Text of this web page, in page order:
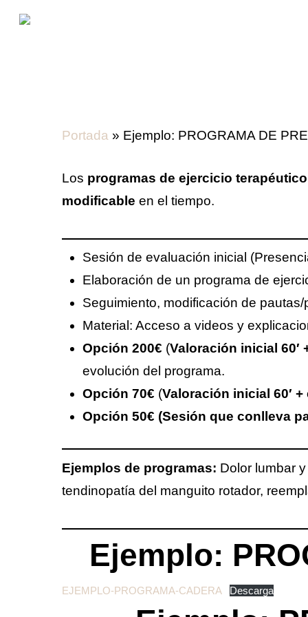
Skip
Portada » Ejemplo: PROGRAMA DE
Los programas de ejercicio terapéutico
modificable en el tiempo.
Sesión de evaluación inicial
Elaboración de un programa de
Seguimiento, modificación de
Material: Acceso a videos y
Opción 200€ (Valoración inicial
evolución del programa.
Opción 70€ (Valoración inicial 60′
Opción 50€ (Sesión que conlleva
Ejemplos de programas: Dolor lumbar
tendinopatía del manguito rotador,
Ejemplo:
EJEMPLO-PROGRAMA-CADERA Descarga